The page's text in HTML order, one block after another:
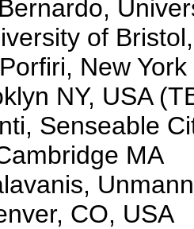
of
New
NY, USA
Senseable
MA
CO, USA